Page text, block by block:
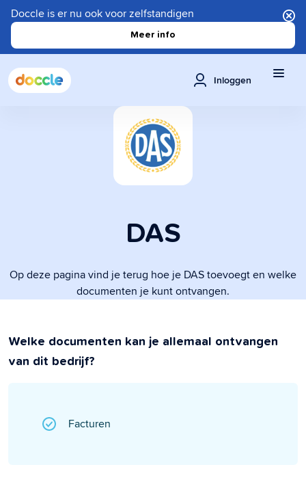
Doccle is er nu ook voor zelfstandigen
Meer info
Inloggen
DAS
Op deze pagina vind je terug hoe je DAS toevoegt en welke
documenten je kunt ontvangen.
Welke documenten kan je allemaal ontvangen
van dit bedrijf?
Facturen